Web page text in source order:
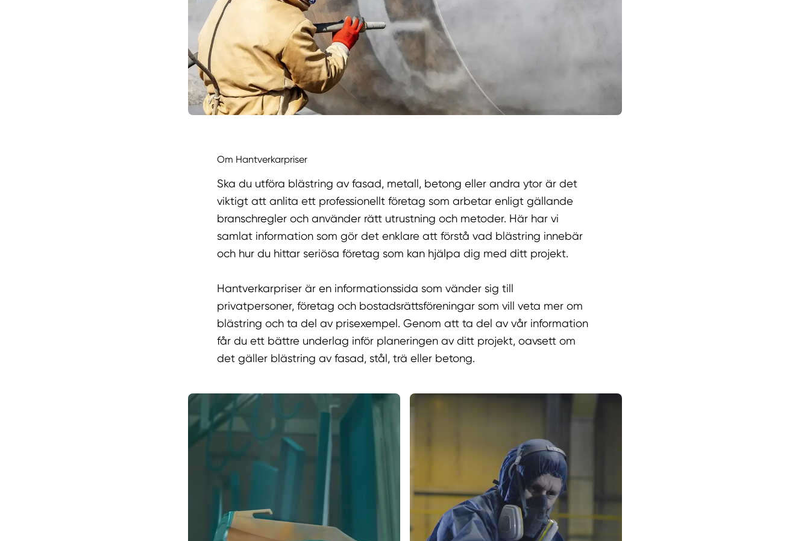
Om Hantverkarpriser
Ska du utföra blästring av fasad, metall, betong eller andra ytor är det
viktigt att anlita ett professionellt företag som arbetar enligt gällande
branschregler och använder rätt utrustning och metoder. Här har vi
samlat information som gör det enklare att förstå vad blästring innebär
och hur du hittar seriösa företag som kan hjälpa dig med ditt projekt.
Hantverkarpriser är en informationssida som vänder sig till
privatpersoner, företag och bostadsrättsföreningar som vill veta mer om
blästring och ta del av prisexempel. Genom att ta del av vår information
får du ett bättre underlag inför planeringen av ditt projekt, oavsett om
det gäller blästring av fasad, stål, trä eller betong.